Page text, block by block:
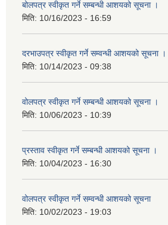
बोलपत्र स्वीकृत गर्ने सम्बन्धी आशयको सूचना ।
मिति: 10/16/2023 - 16:59
दरभाउपत्र स्वीकृत गर्ने सम्वन्धी आशयको सूचना ।
मिति: 10/14/2023 - 09:38
वोलपत्र स्वीकृत गर्ने सम्बन्धी आशयको सूचना ।
मिति: 10/06/2023 - 10:39
प्रस्ताव स्वीकृत गर्ने सम्बन्धी आशयको सूचना ।
मिति: 10/04/2023 - 16:30
वोलपत्र स्वीकृत गर्ने सम्वन्धी आशयको सूचना
मिति: 10/02/2023 - 19:03